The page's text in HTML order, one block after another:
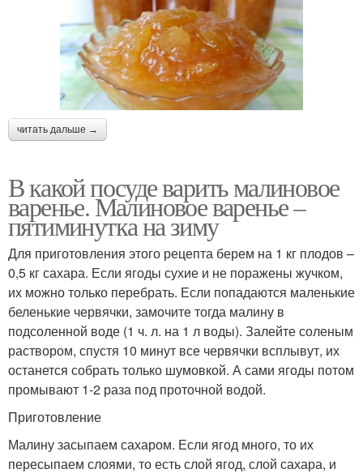
читать дальше →
В какой посуде варить малиновое
варенье. Малиновое варенье –
пятиминутка на зиму
Для приготовления этого рецепта берем на 1 кг плодов –
0,5 кг сахара. Если ягоды сухие и не поражены жучком,
их можно только перебрать. Если попадаются маленькие
беленькие червячки, замочите тогда малину в
подсоленной воде (1 ч. л. на 1 л воды). Залейте соленым
раствором, спустя 10 минут все червячки всплывут, их
останется собрать только шумовкой. А сами ягоды потом
промывают 1-2 раза под проточной водой.
Приготовление
Малину засыпаем сахаром. Если ягод много, то их
пересыпаем слоями, то есть слой ягод, слой сахара, и